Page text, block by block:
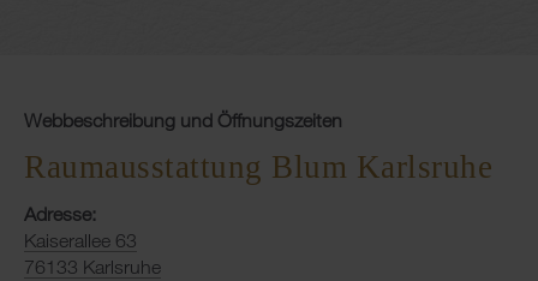
Webbeschreibung und Öffnungszeiten
Raumausstattung Blum Karlsruhe
Adresse:
Kaiserallee 63
76133 Karlsruhe